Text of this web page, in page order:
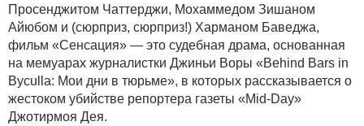
Просенджитом Чаттерджи, Мохаммедом Зишаном
Айюбом и (сюрприз, сюрприз!) Харманом Баведжа,
фильм «Сенсация» — это судебная драма, основанная
на мемуарах журналистки Джиньи Воры «Behind Bars in
Byculla: Мои дни в тюрьме», в которых рассказывается о
жестоком убийстве репортера газеты «Mid-Day»
Джотирмоя Дея.